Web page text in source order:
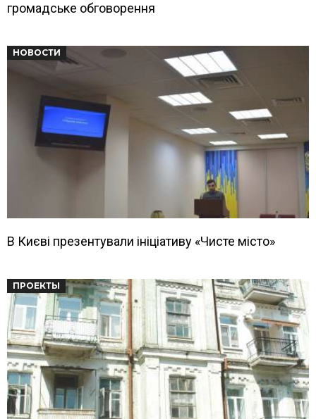
громадське обговорення
НОВОСТИ
В Києві презентували ініціативу «Чисте місто»
ПРОЕКТЫ